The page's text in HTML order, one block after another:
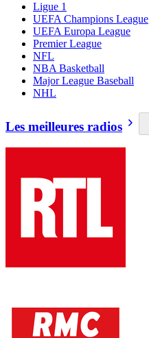
Ligue 1
UEFA Champions League
UEFA Europa League
Premier League
NFL
NBA Basketball
Major League Baseball
NHL
Les meilleures radios